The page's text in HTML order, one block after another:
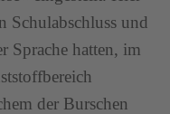
Schulabschluss und
Sprache hatten, im
der Burschen